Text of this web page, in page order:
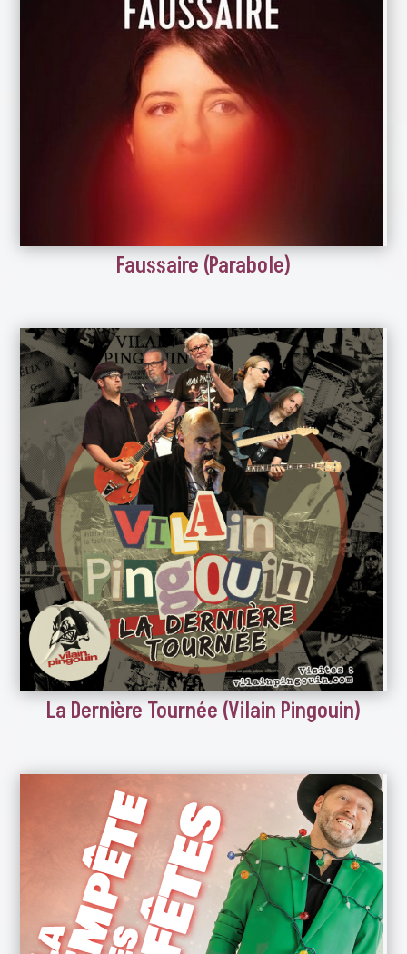
Faussaire (Parabole)
La Dernière Tournée (Vilain Pingouin)